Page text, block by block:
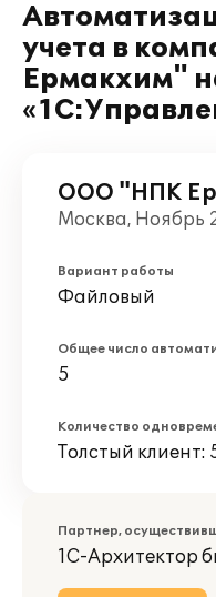
учета в
Ермакхим"
ООО "НПК
Москва, Ноябрь
Вариант работы
Файловый
Общее число
5
Количество
Толстый клиент:
Партнер,
1С-Архитектор